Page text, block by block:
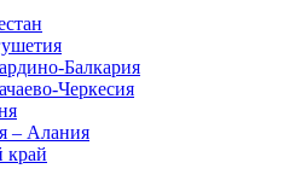
Балкария
Черкесия
– Алания
край